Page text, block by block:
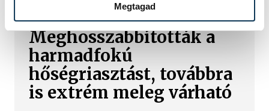
Megtagad
Meghosszabbították a
harmadfokú
hőségriasztást, továbbra
is extrém meleg várható